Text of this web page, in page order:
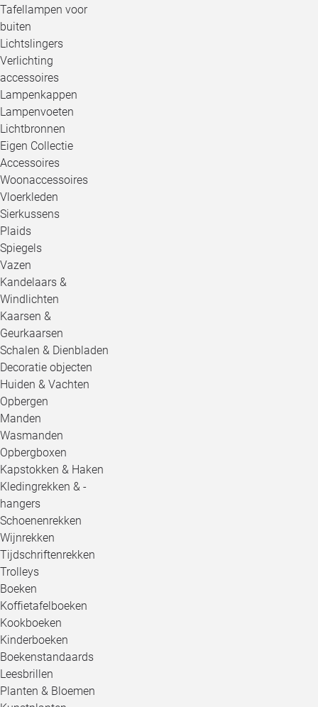
Tafellampen voor
buiten
Lichtslingers
Verlichting
accessoires
Lampenkappen
Lampenvoeten
Lichtbronnen
Eigen Collectie
Accessoires
Woonaccessoires
Vloerkleden
Sierkussens
Plaids
Spiegels
Vazen
Kandelaars &
Windlichten
Kaarsen &
Geurkaarsen
Schalen & Dienbladen
Decoratie objecten
Huiden & Vachten
Opbergen
Manden
Wasmanden
Opbergboxen
Kapstokken & Haken
Kledingrekken & -
hangers
Schoenenrekken
Wijnrekken
Tijdschriftenrekken
Trolleys
Boeken
Koffietafelboeken
Kookboeken
Kinderboeken
Boekenstandaards
Leesbrillen
Planten & Bloemen